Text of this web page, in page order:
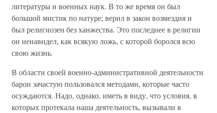
литературы и военных наук. В то же время он был
большой мистик по натуре; верил в закон возмездия и
был религиозен без ханжества. Это последнее в религии
он ненавидел, как всякую ложь, с которой боролся всю
свою жизнь.
В области своей военно-административной деятельности
барон зачастую пользовался методами, которые часто
осуждаются. Надо, однако, иметь в виду, что условия, в
которых протекала наша деятельность, вызывали в